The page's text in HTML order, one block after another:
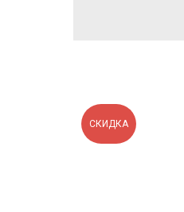
СКИДКА